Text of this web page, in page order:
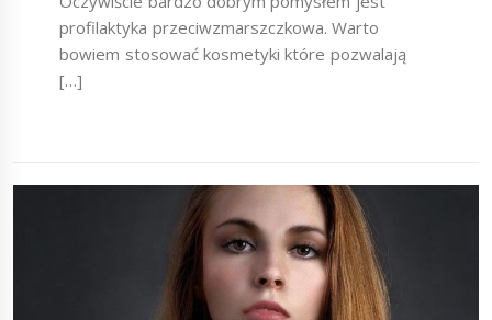
profilaktyka przeciwzmarszczkowa. Warto
bowiem stosować kosmetyki które pozwalają
[…]